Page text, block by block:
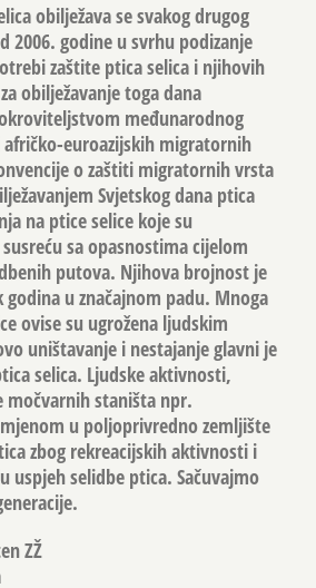
obilježava se svakog drugog
2006. godine u svrhu podizanje
zaštite ptica selica i njihovih
obilježavanje toga dana
međunarodnog
afričko-euroazijskih migratornih
o zaštiti migratornih vrsta
Svjetskog dana ptica
na ptice selice koje su
sa opasnostima cijelom
putova. Njihova brojnost je
u značajnom padu. Mnoga
ovise su ugrožena ljudskim
uništavanje i nestajanje glavni je
selica. Ljudske aktivnosti,
staništa npr.
u poljoprivredno zemljište
zbog rekreacijskih aktivnosti i
uspjeh selidbe ptica. Sačuvajmo
ZŽ